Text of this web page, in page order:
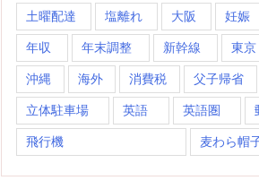
土曜配達 塩離れ 大阪 妊娠
年収 年末調整 新幹線 東京
沖縄 海外 消費税 父子帰省
立体駐車場 英語 英語圏
飛行機 麦わら帽